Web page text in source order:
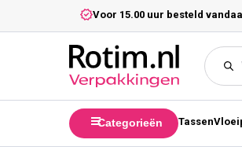
Meteen naar de contentVoor 15.00 uur besteld
Categorieën Tassen